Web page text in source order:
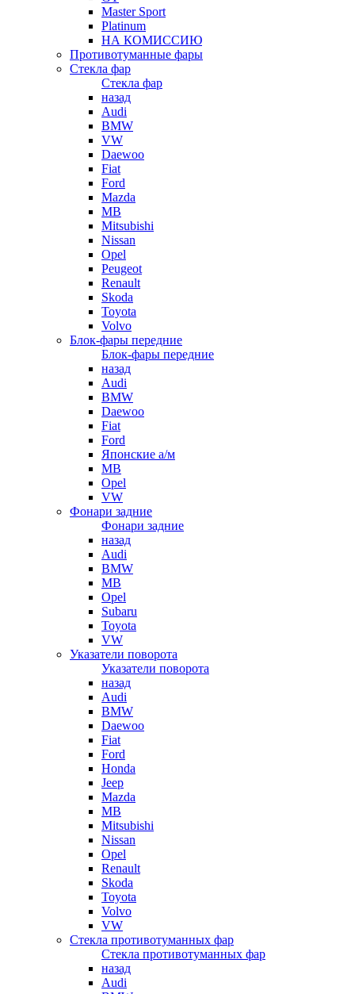
Master Sport
Platinum
НА КОМИССИЮ
Противотуманные фары
Стекла фар
Стекла фар
назад
Audi
BMW
VW
Daewoo
Fiat
Ford
Mazda
MB
Mitsubishi
Nissan
Opel
Peugeot
Renault
Skoda
Toyota
Volvo
Блок-фары передние
Блок-фары передние
назад
Audi
BMW
Daewoo
Fiat
Ford
Японские а/м
MB
Opel
VW
Фонари задние
Фонари задние
назад
Audi
BMW
MB
Opel
Subaru
Toyota
VW
Указатели поворота
Указатели поворота
назад
Audi
BMW
Daewoo
Fiat
Ford
Honda
Jeep
Mazda
MB
Mitsubishi
Nissan
Opel
Renault
Skoda
Toyota
Volvo
VW
Стекла противотуманных фар
Стекла противотуманных фар
назад
Audi